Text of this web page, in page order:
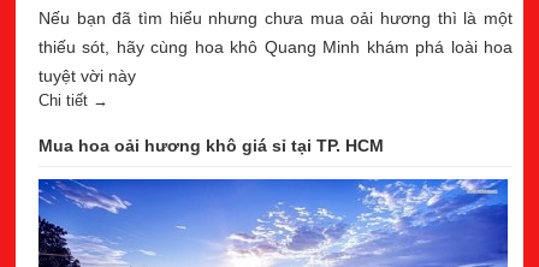
Nếu bạn đã tìm hiểu nhưng chưa mua oải hương thì là một
thiếu sót, hãy cùng hoa khô Quang Minh khám phá loài hoa
tuyệt vời này
Chi tiết →
Mua hoa oải hương khô giá sỉ tại TP. HCM